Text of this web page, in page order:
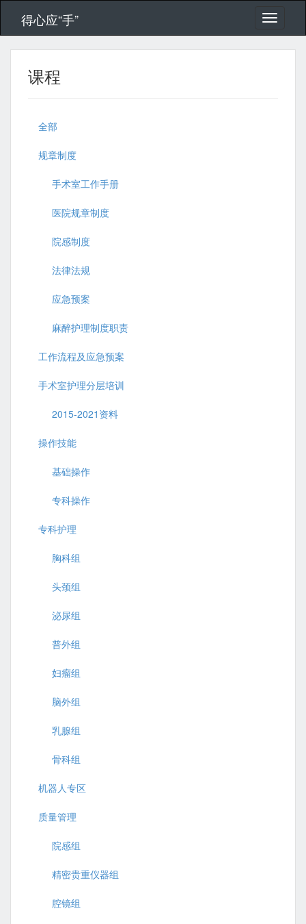
得心应“手”
课程
全部
规章制度
手术室工作手册
医院规章制度
院感制度
法律法规
应急预案
麻醉护理制度职责
工作流程及应急预案
手术室护理分层培训
2015-2021资料
操作技能
基础操作
专科操作
专科护理
胸科组
头颈组
泌尿组
普外组
妇瘤组
脑外组
乳腺组
骨科组
机器人专区
质量管理
院感组
精密贵重仪器组
腔镜组